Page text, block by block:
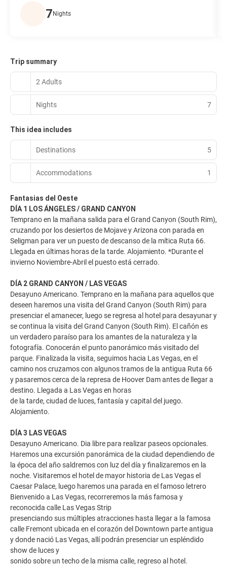
7 Nights
Trip summary
2 Adults
Nights 7
This idea includes
Destinations 5
Accommodations 1
Fantasias del Oeste
DÍA 1 LOS ÁNGELES / GRAND CANYON
Temprano en la mañana salida para el Grand Canyon (South Rim),
cruzando por los desiertos de Mojave y Arizona con parada en
Seligman para ver un puesto de descanso de la mítica Ruta 66.
Llegada en últimas horas de la tarde. Alojamiento. *Durante el
invierno Noviembre-Abril el puesto está cerrado.
DÍA 2 GRAND CANYON / LAS VEGAS
Desayuno Americano. Temprano en la mañana para aquellos que
deseen haremos una visita del Grand Canyon (South Rim) para
presenciar el amanecer, luego se regresa al hotel para desayunar y
se continua la visita del Grand Canyon (South Rim). El cañón es
un verdadero paraíso para los amantes de la naturaleza y la
fotografía. Conocerán el punto panorámico más visitado del
parque. Finalizada la visita, seguimos hacia Las Vegas, en el
camino nos cruzamos con algunos tramos de la antigua Ruta 66
y pasaremos cerca de la represa de Hoover Dam antes de llegar a
destino. Llegada a Las Vegas en horas
de la tarde, ciudad de luces, fantasía y capital del juego.
Alojamiento.
DÍA 3 LAS VEGAS
Desayuno Americano. Dia libre para realizar paseos opcionales.
Haremos una excursión panorámica de la ciudad dependiendo de
la época del año saldremos con luz del día y finalizaremos en la
noche. Visitaremos el hotel de mayor historia de Las Vegas el
Caesar Palace, luego haremos una parada en el famoso letrero
Bienvenido a Las Vegas, recorreremos la más famosa y
reconocida calle Las Vegas Strip
presenciando sus múltiples atracciones hasta llegar a la famosa
calle Fremont ubicada en el corazón del Downtown parte antigua
y donde nació Las Vegas, allí podrán presenciar un espléndido
show de luces y
sonido sobre un techo de la misma calle, regreso al hotel.